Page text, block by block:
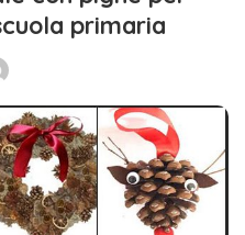
primaria